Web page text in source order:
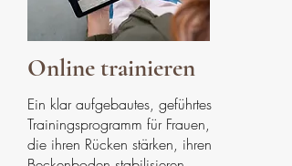
Online trainieren
Ein klar aufgebautes, geführtes
Trainingsprogramm für Frauen,
die ihren Rücken stärken, ihren